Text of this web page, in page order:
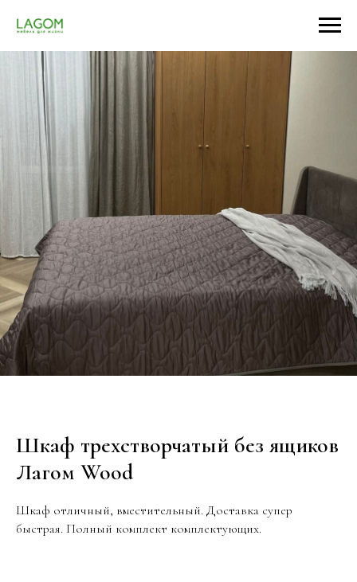
Шкаф трехстворчатый без ящиков
Лагом Wood
Шкаф отличный, вместительный. Доставка супер
быстрая. Полный комплект комплектующих.